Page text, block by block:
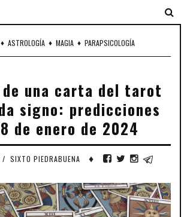
♦ ASTROLOGÍA ♦ MAGIA ♦ PARAPSICOLOGÍA
una carta del tarot
signo: predicciones
de enero de 2024
/ SIXTO PIEDRABUENA ♦